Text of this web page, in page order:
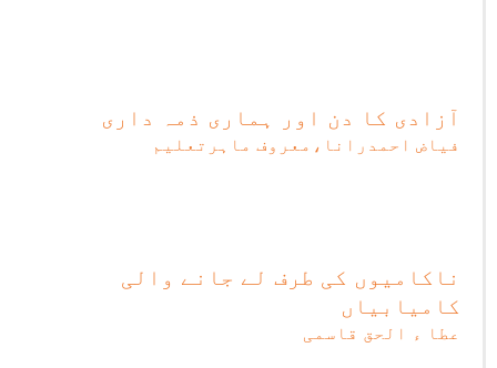
آزادی کا دن اور ہماری ذمہ داری
فیاض احمدرانا،معروف ماہرتعلیم
ناکامیوں کی طرف لے جانے والی
کامیابیاں
عطا ء الحق قاسمی